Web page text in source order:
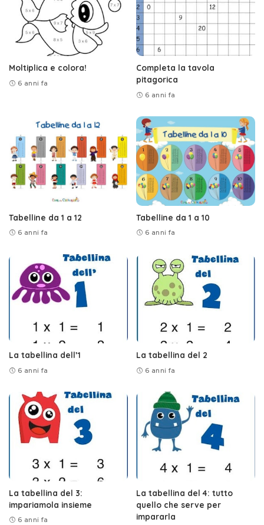
Moltiplica e colora!
6 anni fa
Completa la tavola
pitagorica
6 anni fa
Tabelline da 1 a 12
6 anni fa
Tabelline da 1 a 10
6 anni fa
La tabellina dell’1
6 anni fa
La tabellina del 2
6 anni fa
La tabellina del 3:
impariamola insieme
6 anni fa
La tabellina del 4: tutto
quello che serve per
impararla